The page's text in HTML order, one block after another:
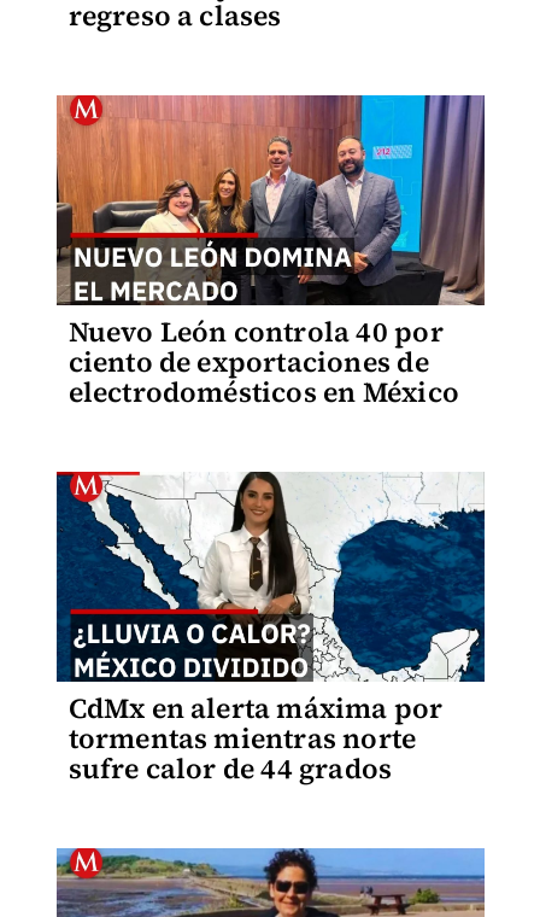
regreso a clases
Nuevo León controla 40 por
ciento de exportaciones de
electrodomésticos en México
CdMx en alerta máxima por
tormentas mientras norte
sufre calor de 44 grados